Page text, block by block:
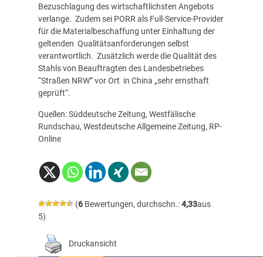
Bezuschlagung des wirtschaftlichsten Angebots
verlange. Zudem sei PORR als Full-Service-Provider
für die Materialbeschaffung unter Einhaltung der
geltenden Qualitätsanforderungen selbst
verantwortlich. Zusätzlich werde die Qualität des
Stahls von Beauftragten des Landesbetriebes
“Straßen NRW” vor Ort in China „sehr ernsthaft
geprüft“.
Quellen: Süddeutsche Zeitung, Westfälische
Rundschau, Westdeutsche Allgemeine Zeitung, RP-
Online
(6Bewertungen, durchschn.:4,33aus
5)
Druckansicht